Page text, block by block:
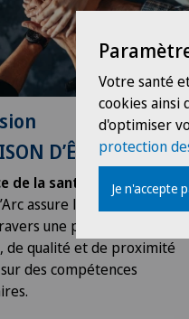
D’ÊTRE
de la santé
assure la santé de la
une prise en charge
de qualité et de proximité
des compétences
Votre santé
cookies ainsi
d'optimiser
protection
Je n'accepte